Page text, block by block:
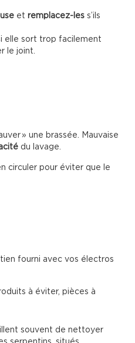
et remplacez-les s’ils
elle sort trop facilement
le joint.
» une brassée. Mauvaise
du lavage.
circuler pour éviter que le
fourni avec vos électros
à éviter, pièces à
souvent de nettoyer